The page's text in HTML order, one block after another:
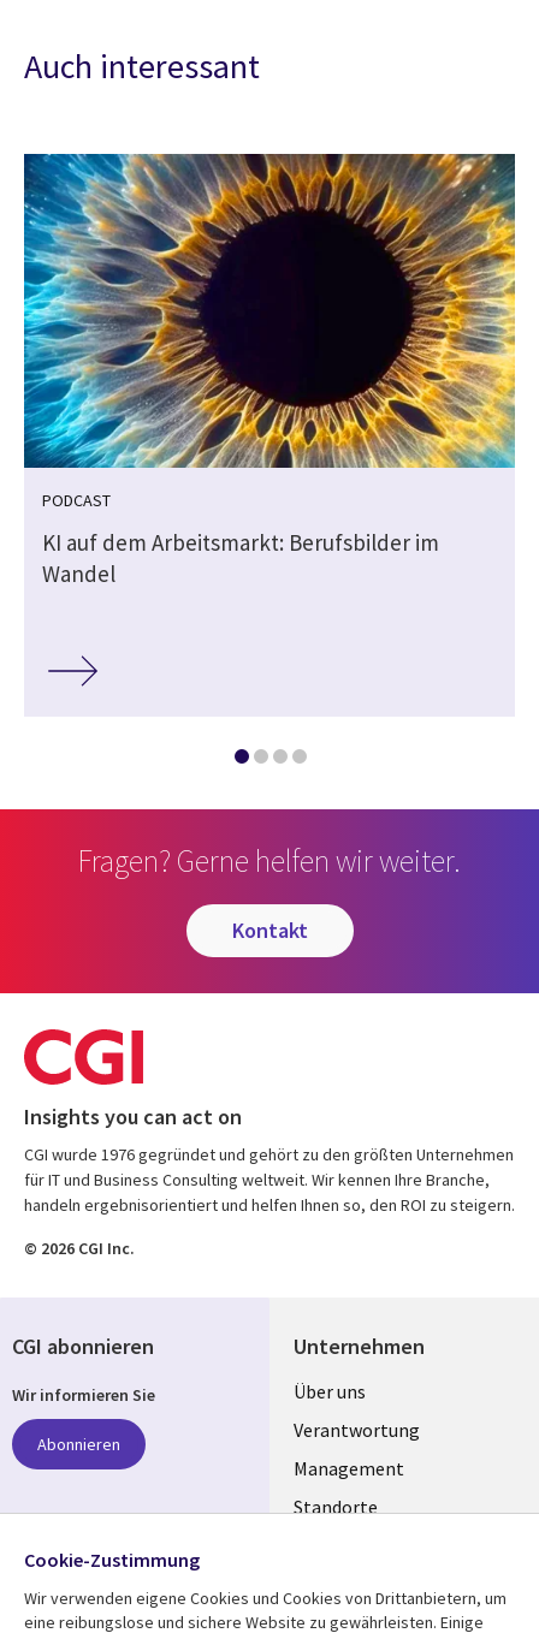
Auch interessant
PODCAST
KI auf dem Arbeitsmarkt: Berufsbilder im
Wandel
Fragen? Gerne helfen wir weiter.
kontakt
Insights you can act on
CGI wurde 1976 gegründet und gehört zu den größten Unternehmen
für IT und Business Consulting weltweit. Wir kennen Ihre Branche,
handeln ergebnisorientiert und helfen Ihnen so, den ROI zu steigern.
© 2026 CGI Inc.
Unternehmen
Useful
links
GERMANY
Über uns
Verantwortung
Management
Standorte
CGI abonnieren
Wir informieren Sie
Abonnieren
Folgen Sie uns
Social
Cookie-Zustimmung
Wir verwenden eigene Cookies und Cookies von Drittanbietern, um
eine reibungslose und sichere Website zu gewährleisten. Einige